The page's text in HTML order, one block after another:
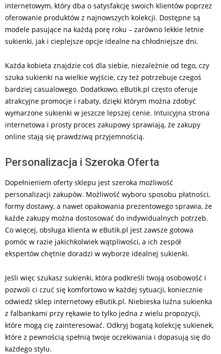
internetowym, który dba o satysfakcję swoich klientów poprzez
oferowanie produktów z najnowszych kolekcji. Dostępne są
modele pasujące na każdą porę roku – zarówno lekkie letnie
sukienki, jak i cieplejsze opcje idealne na chłodniejsze dni.
Każda kobieta znajdzie coś dla siebie, niezależnie od tego, czy
szuka sukienki na wielkie wyjście, czy też potrzebuje czegoś
bardziej casualowego. Dodatkowo, eButik.pl często oferuje
atrakcyjne promocje i rabaty, dzięki którym można zdobyć
wymarzone sukienki w jeszcze lepszej cenie. Intuicyjna strona
internetowa i prosty proces zakupowy sprawiają, że zakupy
online stają się prawdziwą przyjemnością.
Personalizacja i Szeroka Oferta
Dopełnieniem oferty sklepu jest szeroka możliwość
personalizacji zakupów. Możliwość wyboru sposobu płatności,
formy dostawy, a nawet opakowania prezentowego sprawia, że
każde zakupy można dostosować do indywidualnych potrzeb.
Co więcej, obsługa klienta w eButik.pl jest zawsze gotowa
pomóc w razie jakichkolwiek wątpliwości, a ich zespół
ekspertów chętnie doradzi w wyborze idealnej sukienki.
Jeśli więc szukasz sukienki, która podkreśli twoją osobowość i
pozwoli ci czuć się komfortowo w każdej sytuacji, koniecznie
odwiedź sklep internetowy eButik.pl. Niebieska luźna sukienka
z falbankami przy rękawie to tylko jedna z wielu propozycji,
które mogą cię zainteresować. Odkryj bogatą kolekcję sukienek,
które z pewnością spełnią twoje oczekiwania i dopasują się do
każdego stylu.